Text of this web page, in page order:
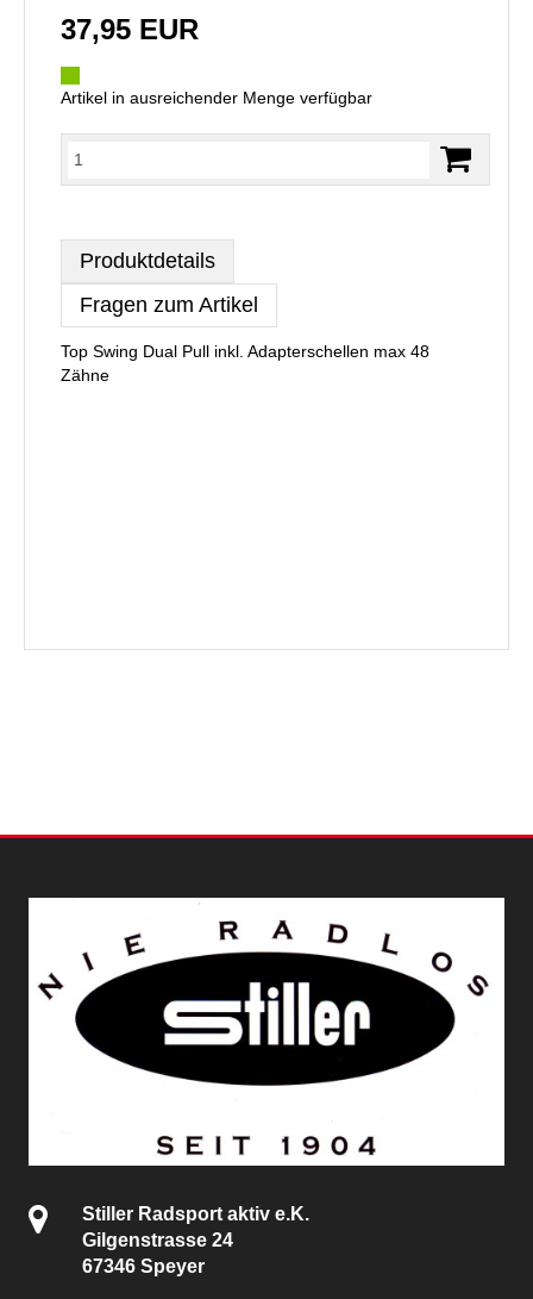
37,95 EUR
Artikel in ausreichender Menge verfügbar
Produktdetails
Fragen zum Artikel
Top Swing Dual Pull inkl. Adapterschellen max 48
Zähne
Stiller Radsport aktiv e.K.
Gilgenstrasse 24
67346 Speyer